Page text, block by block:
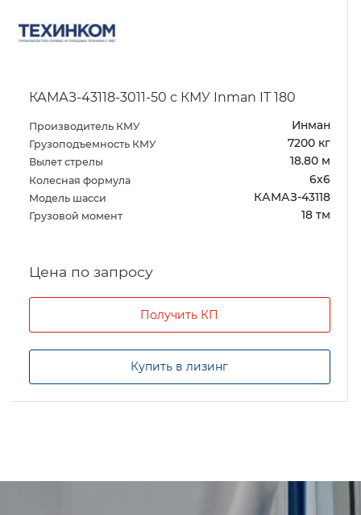
КАМАЗ-43118-3011-50 с КМУ Inman IT 180
Производитель КМУ Инман
Грузоподъемность КМУ 7200 кг
Вылет стрелы 18.80 м
Колесная формула 6х6
Модель шасси КАМАЗ-43118
Грузовой момент 18 тм
Цена по запросу
Получить КП
Купить в лизинг